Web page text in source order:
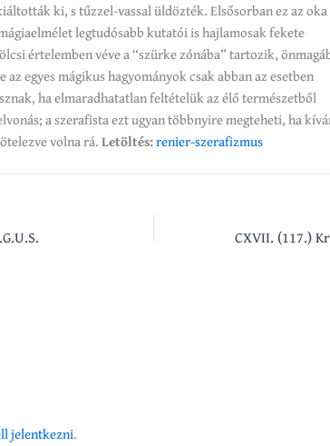
ki, s tűzzel-vassal üldözték. Elsősorban ez az oka
legtudósabb kutatói is hajlamosak fekete
értelemben véve a “szürke zónába” tartozik,
az egyes mágikus hagyományok csak abban az esetben
ha elmaradhatatlan feltételük az élő természetből
a szerafista ezt ugyan többnyire megteheti, ha
volna rá.Letöltés:renier-szerafizmus
jelentkezni.